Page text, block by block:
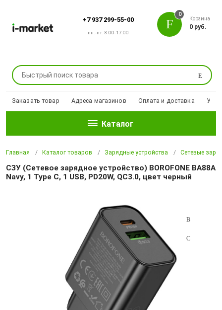
+7 937 299-55-00
пн.-пт. 8:00-17:00
Поиск
0
Корзина
0 руб.
Заказать товар Адреса магазинов Оплата и доставка
Каталог
Главная Каталог товаров Зарядные устройства Сетевые
СЗУ (Сетевое зарядное устройство) BOROFONE BA88A
Navy, 1 Type C, 1 USB, PD20W, QC3.0, цвет черный